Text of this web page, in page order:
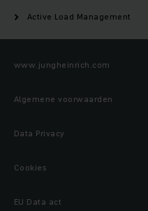
Active Load Management
www.jungheinrich.com
Algemene voorwaarden
Data Privacy
Cookies
EU Data act